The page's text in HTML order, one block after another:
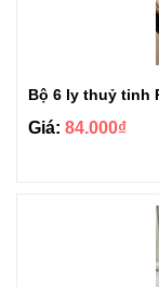
Giá: 84.000₫